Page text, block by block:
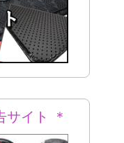
サイト ＊